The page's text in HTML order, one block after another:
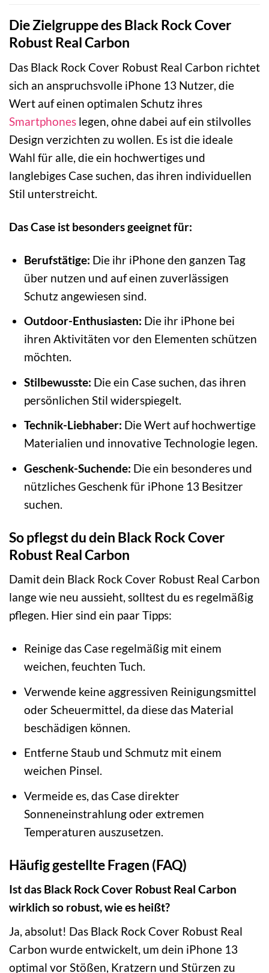
Die Zielgruppe des Black Rock Cover
Robust Real Carbon
Das Black Rock Cover Robust Real Carbon richtet
sich an anspruchsvolle iPhone 13 Nutzer, die
Wert auf einen optimalen Schutz ihres
Smartphones legen, ohne dabei auf ein stilvolles
Design verzichten zu wollen. Es ist die ideale
Wahl für alle, die ein hochwertiges und
langlebiges Case suchen, das ihren individuellen
Stil unterstreicht.
Das Case ist besonders geeignet für:
Berufstätige: Die ihr iPhone den ganzen Tag
über nutzen und auf einen zuverlässigen
Schutz angewiesen sind.
Outdoor-Enthusiasten: Die ihr iPhone bei
ihren Aktivitäten vor den Elementen schützen
möchten.
Stilbewusste: Die ein Case suchen, das ihren
persönlichen Stil widerspiegelt.
Technik-Liebhaber: Die Wert auf hochwertige
Materialien und innovative Technologie legen.
Geschenk-Suchende: Die ein besonderes und
nützliches Geschenk für iPhone 13 Besitzer
suchen.
So pflegst du dein Black Rock Cover
Robust Real Carbon
Damit dein Black Rock Cover Robust Real Carbon
lange wie neu aussieht, solltest du es regelmäßig
pflegen. Hier sind ein paar Tipps:
Reinige das Case regelmäßig mit einem
weichen, feuchten Tuch.
Verwende keine aggressiven Reinigungsmittel
oder Scheuermittel, da diese das Material
beschädigen können.
Entferne Staub und Schmutz mit einem
weichen Pinsel.
Vermeide es, das Case direkter
Sonneneinstrahlung oder extremen
Temperaturen auszusetzen.
Häufig gestellte Fragen (FAQ)
Ist das Black Rock Cover Robust Real Carbon
wirklich so robust, wie es heißt?
Ja, absolut! Das Black Rock Cover Robust Real
Carbon wurde entwickelt, um dein iPhone 13
optimal vor Stößen, Kratzern und Stürzen zu